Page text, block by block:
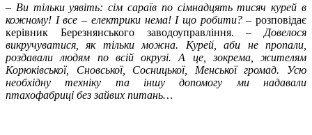
– Ви тільки уявіть: сім сараїв по сімнадцять тисяч курей в
кожному! І все– електрики нема! І що робити?– розповідає
керівник Березнянського заводоуправління.– Довелося
викручуватися, як тільки можна. Курей, аби не пропали,
роздавали людям по всій окрузі. А це, зокрема, жителям
Корюківської, Сновської, Сосницької, Менської громад. Усю
необхідну техніку та іншу допомогу ми надавали
птахофабриці без зайвих питань…